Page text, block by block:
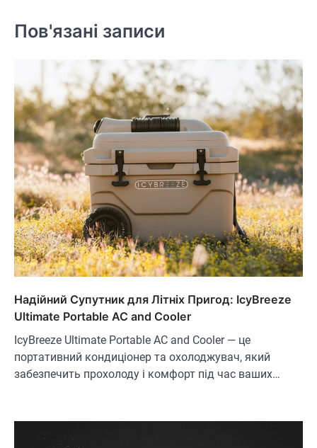
Пов'язані записи
Надійний Супутник для Літніх Пригод: IcyBreeze
Ultimate Portable AC and Cooler
IcyBreeze Ultimate Portable AC and Cooler — це
портативний кондиціонер та охолоджувач, який
забезпечить прохолоду і комфорт під час ваших…